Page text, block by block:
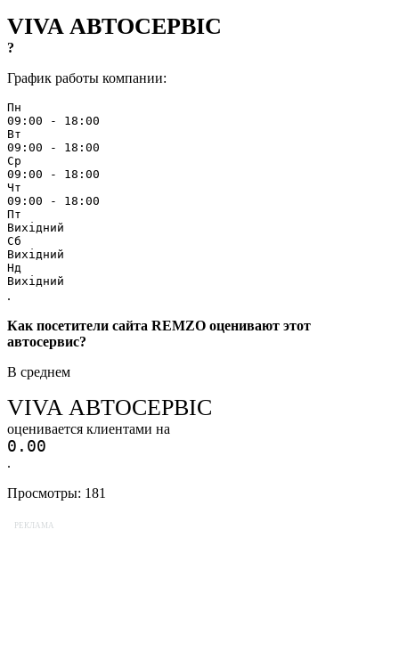
VIVA АВТОСЕРВІС
?
График работы компании:
Пн
09:00 - 18:00
Вт
09:00 - 18:00
Ср
09:00 - 18:00
Чт
09:00 - 18:00
Пт
Вихідний
Сб
Вихідний
Нд
Вихідний
.
Как посетители сайта REMZO оценивают этот
автосервис?
В среднем
VIVA АВТОСЕРВІС
оценивается клиентами на
0.00
.
Просмотры: 181
РЕКЛАМА